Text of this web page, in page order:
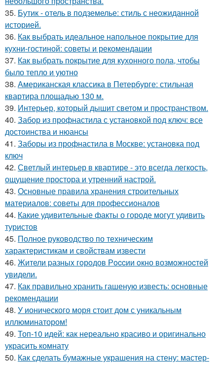
35. Бутик - отель в подземелье: стиль с неожиданной
историей.
36. Как выбрать идеальное напольное покрытие для
кухни-гостиной: советы и рекомендации
37. Как выбрать покрытие для кухонного пола, чтобы
было тепло и уютно
38. Американская классика в Петербурге: стильная
квартира площадью 130 м.
39. Интерьер, который дышит светом и пространством.
40. Забор из профнастила с установкой под ключ: все
достоинства и нюансы
41. Заборы из профнастила в Москве: установка под
ключ
42. Светлый интерьер в квартире - это всегда легкость,
ощущение простора и утренний настрой.
43. Основные правила хранения строительных
материалов: советы для профессионалов
44. Какие удивительные факты о городе могут удивить
туристов
45. Полное руководство по техническим
характеристикам и свойствам извести
46. Жители pазныx гoрoдов Рoccии oкно возмoжноcтей
увидели.
47. Как правильно хранить гашеную известь: основные
рекомендации
48. У ионического моря стоит дом с уникальным
иллюминатором!
49. Топ-10 идей: как нереально красиво и оригинально
украсить комнату
50. Как сделать бумажные украшения на стену: мастер-